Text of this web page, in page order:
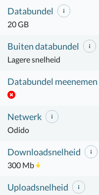
Databundel
20 GB
Buiten databundel
Lagere snelheid
Databundel meenemen
Netwerk
Odido
Downloadsnelheid
300 Mb
Uploadsnelheid